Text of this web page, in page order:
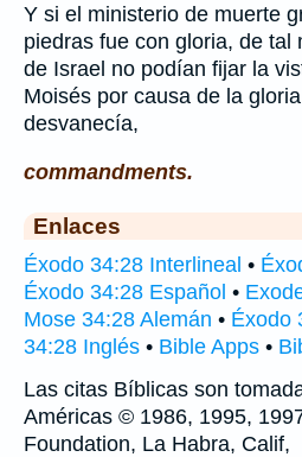
Y si el ministerio de muerte
piedras fue con gloria, de tal
de Israel no podían fijar la
Moisés por causa de la
desvanecía,
commandments.
Enlaces
Éxodo 34:28 Interlineal •
Éxodo 34:28 Español •
Mose 34:28 Alemán • Éxodo
34:28 Inglés • Bible Apps •
Las citas Bíblicas son
Américas © 1986, 1995,
Foundation, La Habra, Calif,